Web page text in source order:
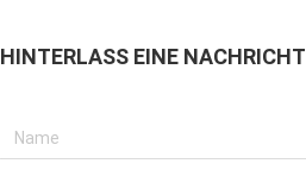
HINTERLASS EINE NACHRICHT